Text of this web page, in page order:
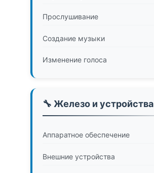
Прослушивание
Создание музыки
Изменение голоса
🔧 Железо и устройства
Аппаратное обеспечение
Внешние устройства